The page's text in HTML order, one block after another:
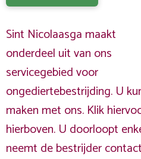
Sint Nicolaasga maakt
onderdeel uit van ons
servicegebied voor
ongediertebestrijding. U
maken met ons. Klik
hierboven. U doorloopt
neemt de bestrijder